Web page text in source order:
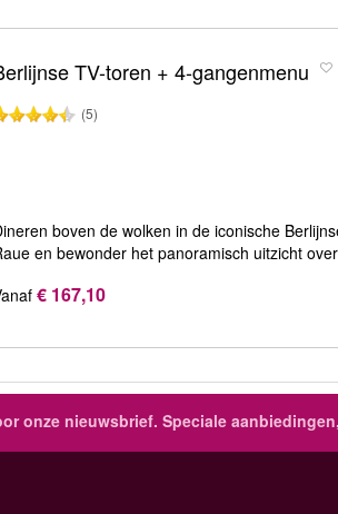
TV-toren + 4-gangenmenu
(5)
boven de wolken in de iconische
en bewonder het panoramisch uitzicht
€ 167,10
onze nieuwsbrief. Speciale